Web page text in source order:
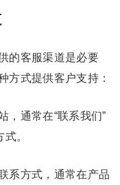
的客服渠道是必要
方式提供客户支持：
，通常在“联系我们”
。
系方式，通常在产品